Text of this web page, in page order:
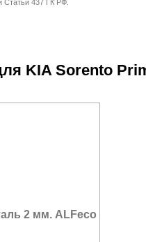
KIA Sorento
2 мм. ALFeco